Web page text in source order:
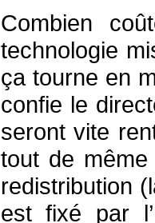
Combien
technologie
ça tourne en
confie le
seront vite
tout de
redistribution
est fixé par